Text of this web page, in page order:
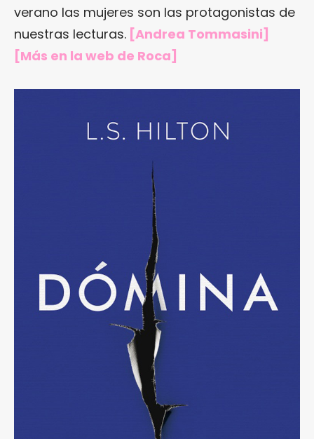
verano las mujeres son las protagonistas de
nuestras lecturas. [Andrea Tommasini]
[Más en la web de Roca]